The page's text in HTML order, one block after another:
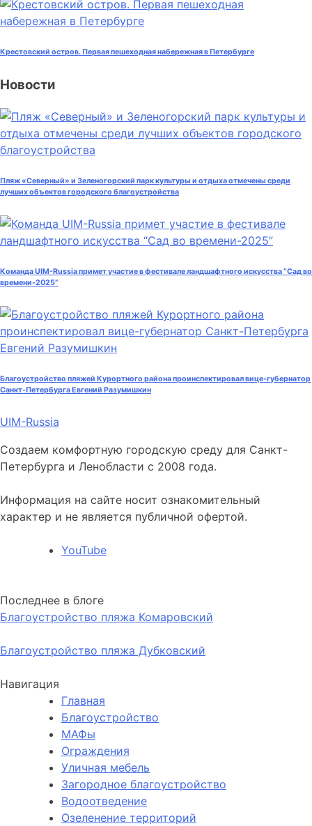
Крестовский остров. Первая пешеходная набережная в Петербурге
Новости
Пляж «Северный» и Зеленогорский парк культуры и отдыха отмечены среди
лучших объектов городского благоустройства
Команда UIM-Russia примет участие в фестивале ландшафтного искусства “Сад во
времени-2025”
Благоустройство пляжей Курортного района проинспектировал вице-губернатор
Санкт-Петербурга Евгений Разумишкин
UIM-Russia
Создаем комфортную городскую среду для Санкт-
Петербурга и Ленобласти с 2008 года.
Информация на сайте носит ознакомительный
характер и не является публичной офертой.
YouTube
Последнее в блоге
Благоустройство пляжа Комаровский
Благоустройство пляжа Дубковский
Навигация
Главная
Благоустройство
МАФы
Ограждения
Уличная мебель
Загородное благоустройство
Водоотведение
Озеленение территорий